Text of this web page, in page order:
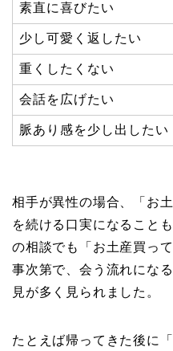
素直に喜びたい
少し可愛く返したい
重くしたくない
会話を広げたい
脈あり感を少し出したい
相手が異性の場合、「お
を続ける口実になること
の相談でも「お土産買っ
事次第で、会う流れにな
見が多く見られました。
たとえば帰ってきた後に